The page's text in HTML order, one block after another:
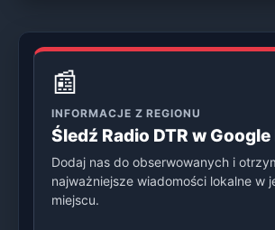
📰
INFORMACJE Z REGIONU
Śledź Radio DTR w
Dodaj nas do obserwowanych i
najważniejsze wiadomości lokalne w
miejscu.